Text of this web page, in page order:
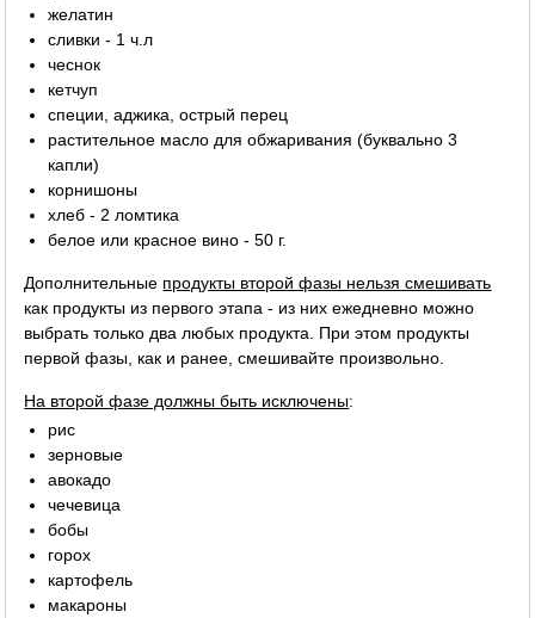
желатин
сливки - 1 ч.л
чеснок
кетчуп
специи, аджика, острый перец
растительное масло для обжаривания (буквально 3
капли)
корнишоны
хлеб - 2 ломтика
белое или красное вино - 50 г.
Дополнительные продукты второй фазы нельзя смешивать
как продукты из первого этапа - из них ежедневно можно
выбрать только два любых продукта. При этом продукты
первой фазы, как и ранее, смешивайте произвольно.
На второй фазе должны быть исключены:
рис
зерновые
авокадо
чечевица
бобы
горох
картофель
макароны